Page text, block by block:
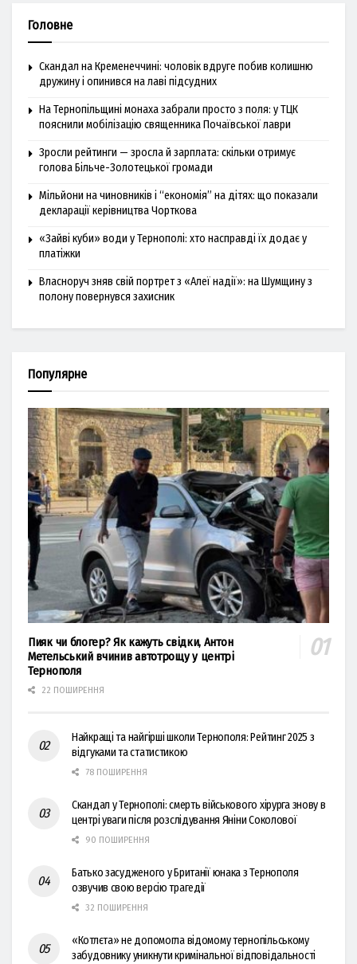
Головне
Скандал на Кременеччині: чоловік вдруге побив колишню
дружину і опинився на лаві підсудних
На Тернопільщині монаха забрали просто з поля: у ТЦК
пояснили мобілізацію священника Почаївської лаври
Зросли рейтинги — зросла й зарплата: скільки отримує
голова Більче-Золотецької громади
Мільйони на чиновників і “економія” на дітях: що показали
декларації керівництва Чорткова
«Зайві куби» води у Тернополі: хто насправді їх додає у
платіжки
Власноруч зняв свій портрет з «Алеї надії»: на Шумщину з
полону повернувся захисник
Популярне
Пияк чи блогер? Як кажуть свідки, Антон
Метельський вчинив автотрощу у центрі
Тернополя
22 ПОШИРЕННЯ
Найкращі та найгірші школи Тернополя: Рейтинг 2025 з
відгуками та статистикою
78 ПОШИРЕННЯ
Скандал у Тернополі: смерть військового хірурга знову в
центрі уваги після розслідування Яніни Соколової
90 ПОШИРЕННЯ
Батько засудженого у Британії юнака з Тернополя
озвучив свою версію трагедії
32 ПОШИРЕННЯ
«Котлєта» не допомогла відомому тернопільському
забудовнику уникнути кримінальної відповідальності